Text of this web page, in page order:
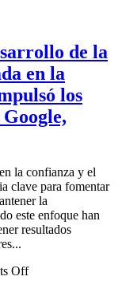
de la
en la
los
la confianza y el
clave para fomentar
la
este enfoque han
resultados
Off